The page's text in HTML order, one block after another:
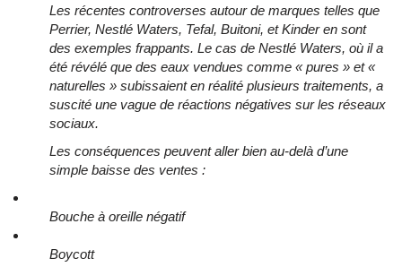
Les récentes controverses autour de marques telles que
Perrier, Nestlé Waters, Tefal, Buitoni, et Kinder en sont
des exemples frappants. Le cas de Nestlé Waters, où il a
été révélé que des eaux vendues comme « pures » et «
naturelles » subissaient en réalité plusieurs traitements, a
suscité une vague de réactions négatives sur les réseaux
sociaux.
Les conséquences peuvent aller bien au-delà d’une
simple baisse des ventes :
Bouche à oreille négatif
Boycott